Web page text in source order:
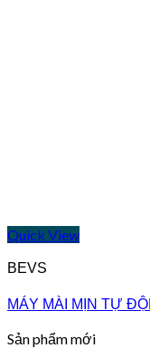
Quick View
BEVS
MÁY MÀI MỊN TỰ
Sản phẩm mới